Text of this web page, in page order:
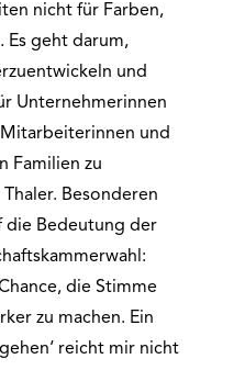
nicht für Farben,
Es geht darum,
und
Unternehmerinnen
und
Familien zu
Besonderen
die Bedeutung der
die Stimme
zu machen. Ein
reicht mir nicht